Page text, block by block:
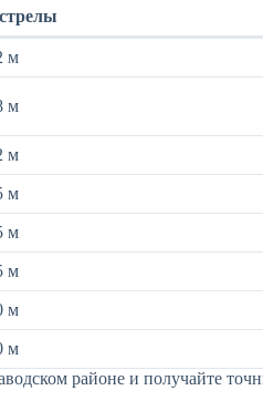
м
м
м
м
м
м
м
м
районе и получайте